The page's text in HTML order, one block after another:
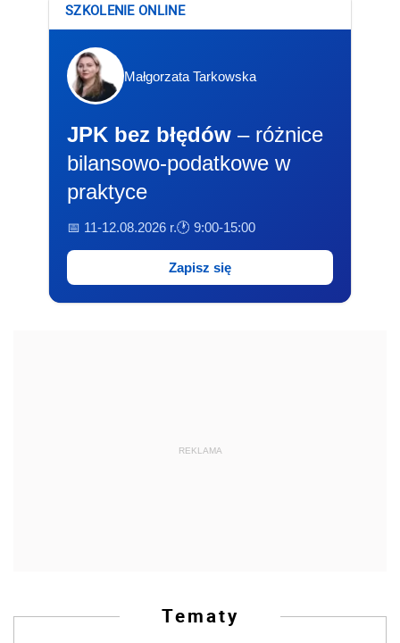
SZKOLENIE ONLINE
Małgorzata Tarkowska
JPK bez błędów – różnice
bilansowo-podatkowe w
praktyce
📅 11-12.08.2026 r.🕐 9:00-15:00
Zapisz się
REKLAMA
Tematy